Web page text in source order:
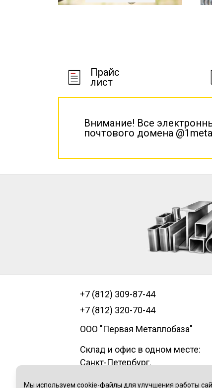
Прайс
лист
Внимание! Все
почтового домена
+7 (812) 309-87-44
+7 (812) 320-70-44
ООО "Первая Металлобаза"
Склад и офис в одном месте:
Санкт-Петербург,
Мы используем cookie-файлы для улучшения работы